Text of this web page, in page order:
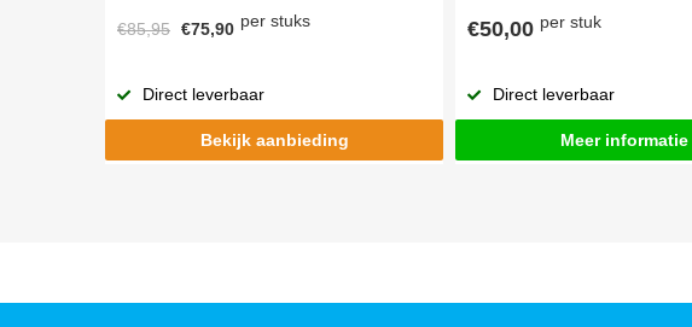
€85,95 €75,90 per stuks
Direct leverbaar
Bekijk aanbieding
€50,00 per stuk
Direct leverbaar
Meer informatie